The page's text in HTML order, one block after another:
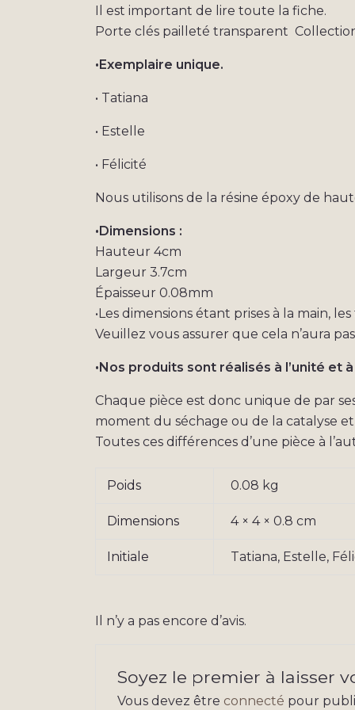
Il est important de lire toute la fiche.
Porte clés pailleté transparent
•Exemplaire unique.
• Tatiana
• Estelle
• Félicité
Nous utilisons de la résine époxy de
•Dimensions :
Hauteur 4cm
Largeur 3.7cm
Épaisseur 0.08mm
•Les dimensions étant prises à la main,
Veuillez vous assurer que cela n’aura
•Nos produits sont réalisés à l’unité et
Chaque pièce est donc unique de par
moment du séchage ou de la catalyse
Toutes ces différences d’une pièce à
Poids 0.08 kg
Dimensions 4 × 4 × 0.8 cm
Initiale Tatiana, Estelle,
Il n’y a pas encore d’avis.
Soyez le premier à laisser
Vous devez être connecté pour